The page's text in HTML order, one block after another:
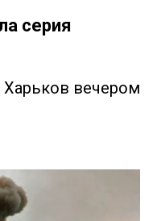
серия
вечером